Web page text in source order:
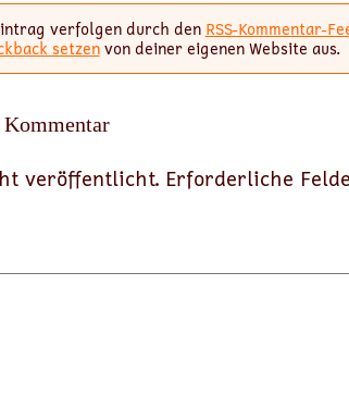
verfolgen durch den RSS-Kommentar-
setzenvon deiner eigenen Website aus.
veröffentlicht. Erforderliche